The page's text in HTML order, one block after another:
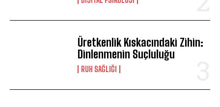
Üretkenlik Kıskacındaki Zihin:
Dinlenmenin Suçluluğu
⁠RUH SAĞLIĞI